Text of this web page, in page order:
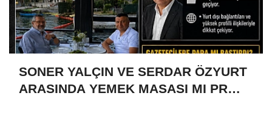
SONER YALÇIN VE SERDAR ÖZYURT
ARASINDA YEMEK MASASI MI PR